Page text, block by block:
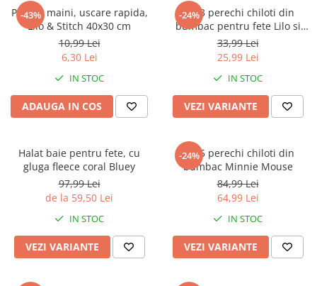
-43%
Prosop maini, uscare rapida,
Lilo & Stitch 40x30 cm
10,99 Lei
6,30 Lei
IN STOC
ADAUGA IN COS
-24%
Set 3 perechi chiloti din
bumbac pentru fete Lilo si
Stitch
33,99 Lei
25,99 Lei
IN STOC
VEZI VARIANTE
Halat baie pentru fete, cu
gluga fleece coral Bluey
97,99 Lei
de la 59,50 Lei
IN STOC
VEZI VARIANTE
-24%
Set 5 perechi chiloti din
bumbac Minnie Mouse
84,99 Lei
64,99 Lei
IN STOC
VEZI VARIANTE